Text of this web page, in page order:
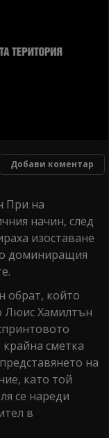
Добави коментар
При на
начин, след
изоставане
доминиращия
обрат, който
Люис Хамилтън
сметка
на
като той
се нареди
в